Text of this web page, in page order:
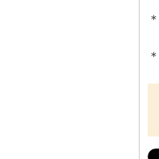
＊
＊